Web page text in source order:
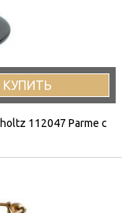
КУПИТЬ
112047 Parme с